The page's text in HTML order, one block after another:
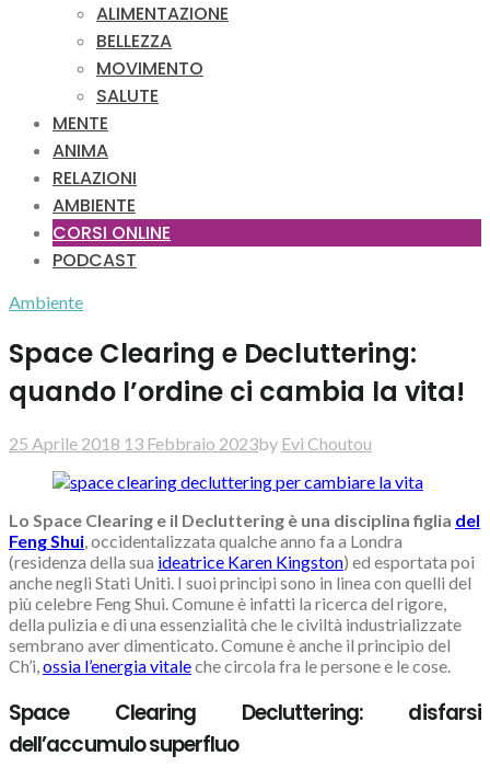
ALIMENTAZIONE
BELLEZZA
MOVIMENTO
SALUTE
MENTE
ANIMA
RELAZIONI
AMBIENTE
CORSI ONLINE
PODCAST
Ambiente
Space Clearing e Decluttering:
quando l’ordine ci cambia la vita!
25 Aprile 2018 13 Febbraio 2023by Evi Choutou
Lo Space Clearing e il Decluttering è una disciplina figlia del
Feng Shui, occidentalizzata qualche anno fa a Londra
(residenza della sua ideatrice Karen Kingston) ed esportata poi
anche negli Stati Uniti. I suoi principi sono in linea con quelli del
più celebre Feng Shui. Comune è infatti la ricerca del rigore,
della pulizia e di una essenzialità che le civiltà industrializzate
sembrano aver dimenticato. Comune è anche il principio del
Ch’i,ossia l’energia vitaleche circola fra le persone e le cose.
Space Clearing Decluttering: disfarsi
dell’accumulo superfluo